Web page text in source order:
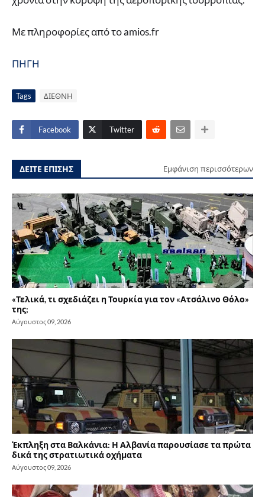
Με πληροφορίες από το amios.fr
ΠΗΓΗ
Tags ΔΙΕΘΝΗ
Facebook Twitter
ΔΕΙΤΕ ΕΠΙΣΗΣ Εμφάνιση περισσότερων
«Τελικά, τι σχεδιάζει η Τουρκία για τον «Ατσάλινο Θόλο»
της;
Αύγουστος 09, 2026
Έκπληξη στα Βαλκάνια: Η Αλβανία παρουσίασε τα πρώτα
δικά της στρατιωτικά οχήματα
Αύγουστος 09, 2026